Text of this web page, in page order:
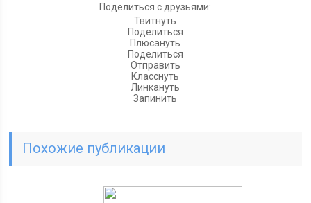
Поделиться с друзьями:
Твитнуть
Поделиться
Плюсануть
Поделиться
Отправить
Класснуть
Линкануть
Запинить
Похожие публикации